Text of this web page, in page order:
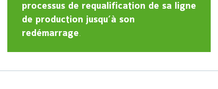
processus de requalification de sa ligne
de production jusqu’à son
redémarrage.